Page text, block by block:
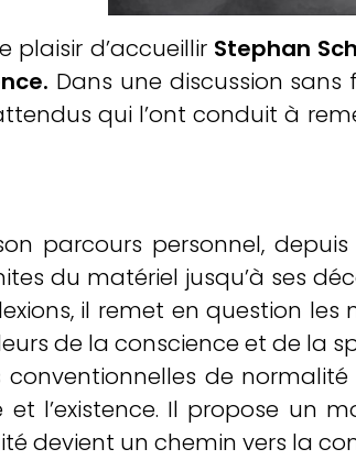
plaisir d’accueillir Stephan
Dans une discussion
qui l’ont conduit à
parcours personnel,
du matériel jusqu’à ses
il remet en question
de la conscience et de la
de
l’existence. Il propose un
devient un chemin vers la